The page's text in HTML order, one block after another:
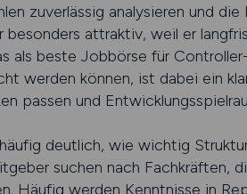
zuverlässig analysieren und die
attraktiv, weil er
als beste Jobbörse für
werden können, ist dabei ein
passen und
deutlich, wie wichtig
suchen nach Fachkräften,
Häufig werden Kenntnisse in